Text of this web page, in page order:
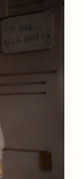
ein bisschen